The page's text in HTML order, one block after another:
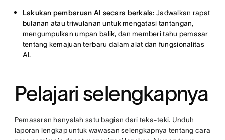
Lakukan pembaruan AI secara berkala: Jadwalkan rapat
bulanan atau triwulanan untuk mengatasi tantangan,
mengumpulkan umpan balik, dan memberi tahu pemasar
tentang kemajuan terbaru dalam alat dan fungsionalitas
AI.
Pelajari selengkapnya
Pemasaran hanyalah satu bagian dari teka-teki. Unduh
laporan lengkap untuk wawasan selengkapnya tentang cara